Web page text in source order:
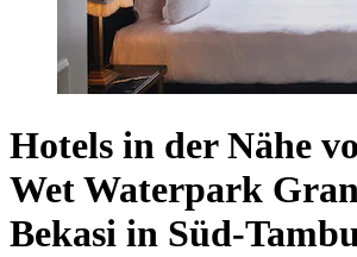
Hotels in der Nähe
Wet Waterpark
Bekasi in Süd-